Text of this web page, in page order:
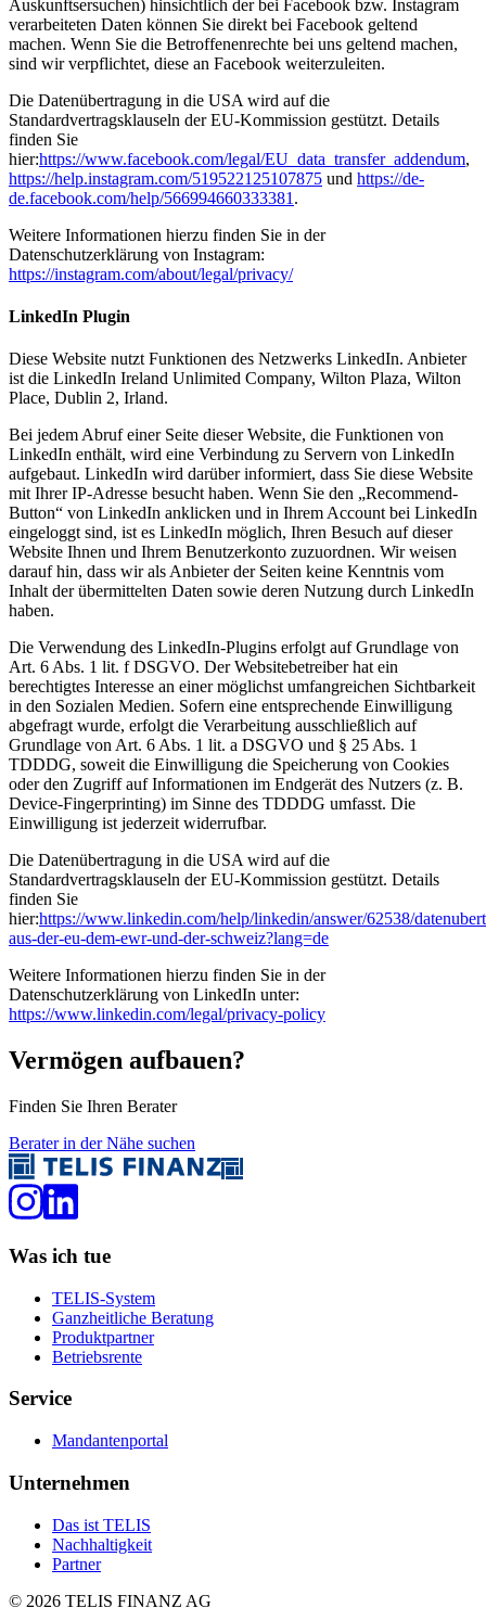
Auskunftsersuchen) hinsichtlich der bei Facebook bzw. Instagram
verarbeiteten Daten können Sie direkt bei Facebook geltend
machen. Wenn Sie die Betroffenenrechte bei uns geltend machen,
sind wir verpflichtet, diese an Facebook weiterzuleiten.
Die Datenübertragung in die USA wird auf die
Standardvertragsklauseln der EU-Kommission gestützt. Details
finden Sie
hier:https://www.facebook.com/legal/EU_data_transfer_addendum,
https://help.instagram.com/519522125107875 und https://de-
de.facebook.com/help/566994660333381 .
Weitere Informationen hierzu finden Sie in der
Datenschutzerklärung von Instagram:
https://instagram.com/about/legal/privacy/
LinkedIn Plugin
Diese Website nutzt Funktionen des Netzwerks LinkedIn. Anbieter
ist die LinkedIn Ireland Unlimited Company, Wilton Plaza, Wilton
Place, Dublin 2, Irland.
Bei jedem Abruf einer Seite dieser Website, die Funktionen von
LinkedIn enthält, wird eine Verbindung zu Servern von LinkedIn
aufgebaut. LinkedIn wird darüber informiert, dass Sie diese Website
mit Ihrer IP-Adresse besucht haben. Wenn Sie den „Recommend-
Button“ von LinkedIn anklicken und in Ihrem Account bei LinkedIn
eingeloggt sind, ist es LinkedIn möglich, Ihren Besuch auf dieser
Website Ihnen und Ihrem Benutzerkonto zuzuordnen. Wir weisen
darauf hin, dass wir als Anbieter der Seiten keine Kenntnis vom
Inhalt der übermittelten Daten sowie deren Nutzung durch LinkedIn
haben.
Die Verwendung des LinkedIn-Plugins erfolgt auf Grundlage von
Art. 6 Abs. 1 lit. f DSGVO. Der Websitebetreiber hat ein
berechtigtes Interesse an einer möglichst umfangreichen Sichtbarkeit
in den Sozialen Medien. Sofern eine entsprechende Einwilligung
abgefragt wurde, erfolgt die Verarbeitung ausschließlich auf
Grundlage von Art. 6 Abs. 1 lit. a DSGVO und § 25 Abs. 1
TDDDG, soweit die Einwilligung die Speicherung von Cookies
oder den Zugriff auf Informationen im Endgerät des Nutzers (z. B.
Device-Fingerprinting) im Sinne des TDDDG umfasst. Die
Einwilligung ist jederzeit widerrufbar.
Die Datenübertragung in die USA wird auf die
Standardvertragsklauseln der EU-Kommission gestützt. Details
finden Sie
hier:https://www.linkedin.com/help/linkedin/answer/62538/
aus-der-eu-dem-ewr-und-der-schweiz?lang=de
Weitere Informationen hierzu finden Sie in der
Datenschutzerklärung von LinkedIn unter:
https://www.linkedin.com/legal/privacy-policy
Vermögen aufbauen?
Finden Sie Ihren Berater
Berater in der Nähe suchen
Was ich tue
TELIS-System
Ganzheitliche Beratung
Produktpartner
Betriebsrente
Service
Mandantenportal
Unternehmen
Das ist TELIS
Nachhaltigkeit
Partner
© 2026 TELIS FINANZ AG